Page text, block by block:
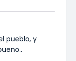
pueblo, y